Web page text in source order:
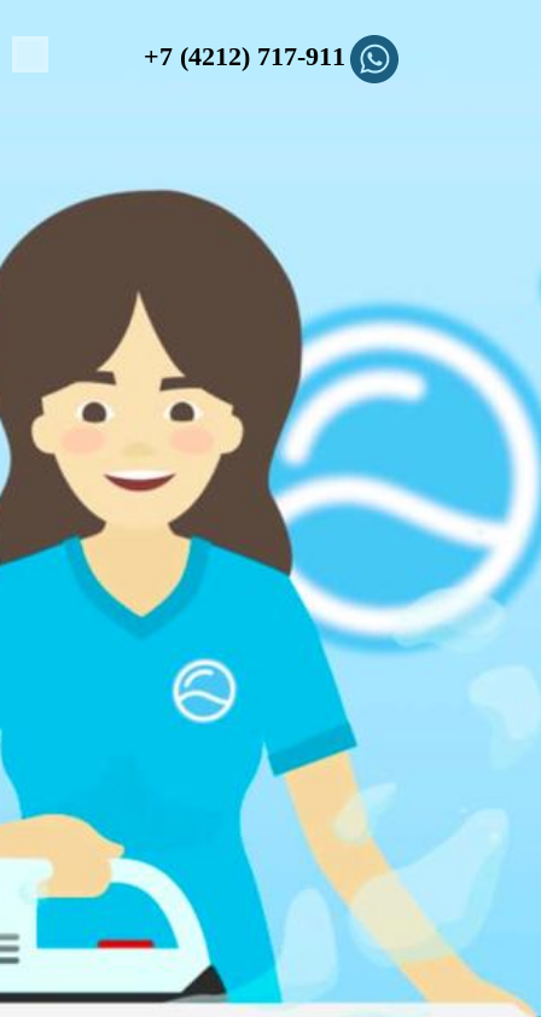
+7 (4212) 717-911